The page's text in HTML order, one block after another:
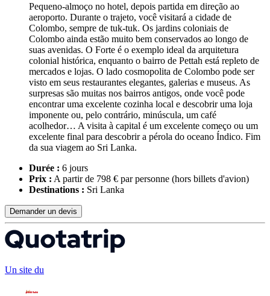
Pequeno-almoço no hotel, depois partida em direção ao
aeroporto. Durante o trajeto, você visitará a cidade de
Colombo, sempre de tuk-tuk. Os jardins coloniais de
Colombo ainda estão muito bem conservados ao longo de
suas avenidas. O Forte é o exemplo ideal da arquitetura
colonial histórica, enquanto o bairro de Pettah está repleto de
mercados e lojas. O lado cosmopolita de Colombo pode ser
visto em seus restaurantes elegantes, galerias e museus. As
surpresas são muitas nos bairros antigos, onde você pode
encontrar uma excelente cozinha local e descobrir uma loja
imponente ou, pelo contrário, minúscula, um café
acolhedor… A visita à capital é um excelente começo ou um
excelente final para descobrir a pérola do oceano Índico. Fim
da sua viagem ao Sri Lanka.
Durée : 6 jours
Prix : A partir de 798 € par personne (hors billets d'avion)
Destinations : Sri Lanka
Demander un devis
Un site du